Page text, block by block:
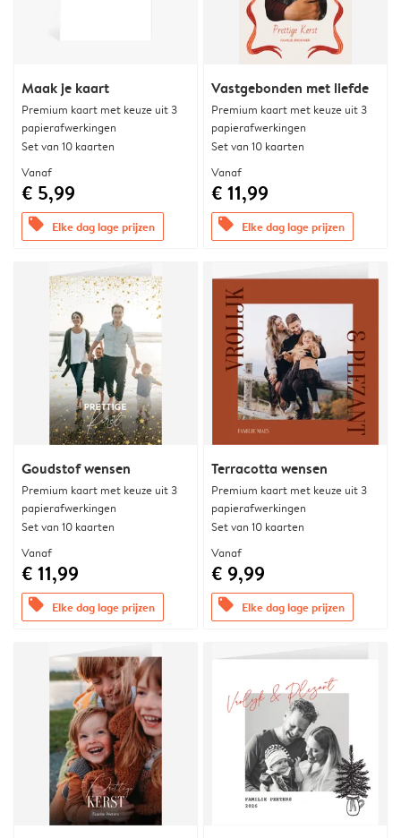
Maak je kaart
Premium kaart met keuze uit 3
papierafwerkingen
Set van 10 kaarten
Vanaf
€ 5,99
offers Elke dag lage prijzen
Vastgebonden met liefde
Premium kaart met keuze uit 3
papierafwerkingen
Set van 10 kaarten
Vanaf
€ 11,99
offers Elke dag lage prijzen
Goudstof wensen
Premium kaart met keuze uit 3
papierafwerkingen
Set van 10 kaarten
Vanaf
€ 11,99
offers Elke dag lage prijzen
Terracotta wensen
Premium kaart met keuze uit 3
papierafwerkingen
Set van 10 kaarten
Vanaf
€ 9,99
offers Elke dag lage prijzen